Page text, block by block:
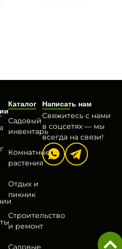
Каталог
Садовый
инвентарь
Комнатные
растения
Отдых и
пикник
Строительство
и ремонт
Садовые
Написать нам
Свяжитесь с нами
в соцсетях — мы
всегда на связи!